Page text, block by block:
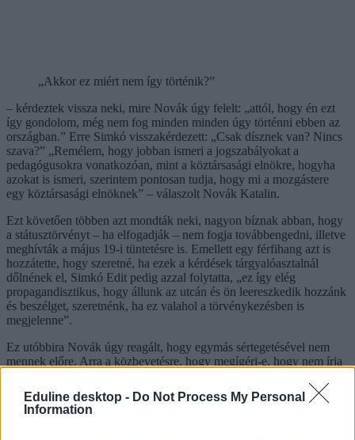
Eduline desktop - Do Not Process My Personal
Information
„Akkor ez miért nem így történik?”
– kérdeztek vissza neki, mire Novák úgy felelt: „attól, hogy én ezt
így gondolom, még nem fog minden minden úgy történni ebben az
országban.” Erre Simkó visszakérdezett: „Csak dísznek van? Nincs
szava?” „Remélem, hogy jobban ismeri a jogszabályokat a
pedagógusokra vonatkozóan, mint a köztársasági elnökre, hogyha
azokat is ismeri, szerintem pontosan tudja, hogy mi a mozgástere
egy köztársasági elnöknek” – válaszolt Novák Katalin.
Ezt követően többen azt mondták neki, nagyon bíznak abban, hogy
a státusztörvényt – ha elfogadják – nem fogja továbbengedni, illetve
meghívták a május 19-i tüntetésre is. Emellett egy férfihang azt is
hozzátette, hogy szeretné, ha ezek a kérdések tárgyalóasztalnál
dőlnének el, Simkó Edit pedig azzal folytatta, „ez így elég
propagandisztikus, hogy állunk az utcán és ön leereszkedik hozzánk
és beszélget, szeretnénk, ha ez valahol a törvénykezésben is
megjelenne”.
Ez utóbbira Novák úgy reagált, hogy egymás sértegetésével nem
mennek előre. Arra a közbevetésre, hogy megígéri-e, hogy nem írja
komolytalan lenne, ha most ígéretet várnának tőle.